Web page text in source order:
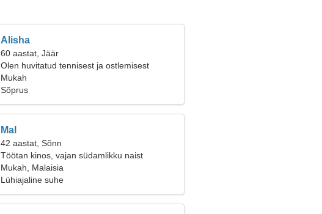
Alisha
60 aastat, Jäär
Olen huvitatud tennisest ja ostlemisest
Mukah
Sõprus
Mal
42 aastat, Sõnn
Töötan kinos, vajan südamlikku naist
Mukah, Malaisia
Lühiajaline suhe